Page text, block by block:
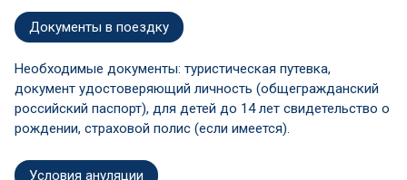
Документы в поездку
Необходимые документы: туристическая путевка,
документ удостоверяющий личность (общегражданский
российский паспорт), для детей до 14 лет свидетельство о
рождении, страховой полис (если имеется).
Условия ануляции